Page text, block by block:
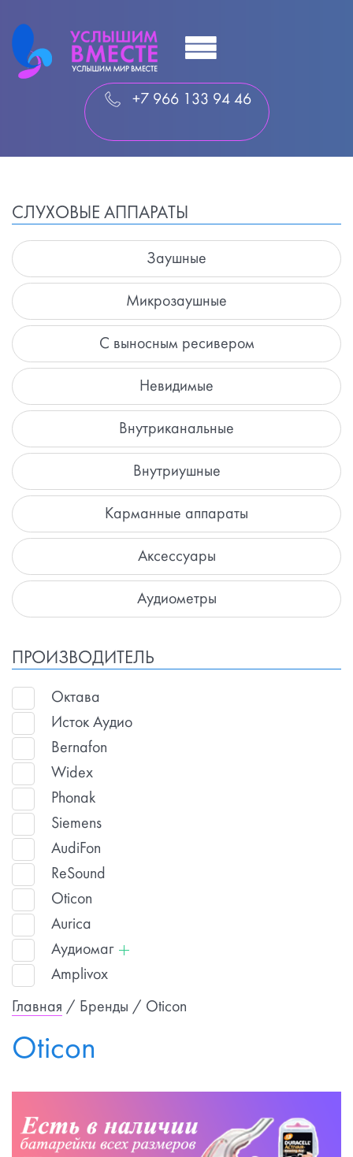
+7 966 133 94 46
СЛУХОВЫЕ АППАРАТЫ
Заушные
Микрозаушные
С выносным ресивером
Невидимые
Внутриканальные
Внутриушные
Карманные аппараты
Аксессуары
Аудиометры
ПРОИЗВОДИТЕЛЬ
Октава
Исток Аудио
Bernafon
Widex
Phonak
Siemens
AudiFon
ReSound
Oticon
Aurica
Аудиомаг
Amplivox
Главная / Бренды / Oticon
Oticon